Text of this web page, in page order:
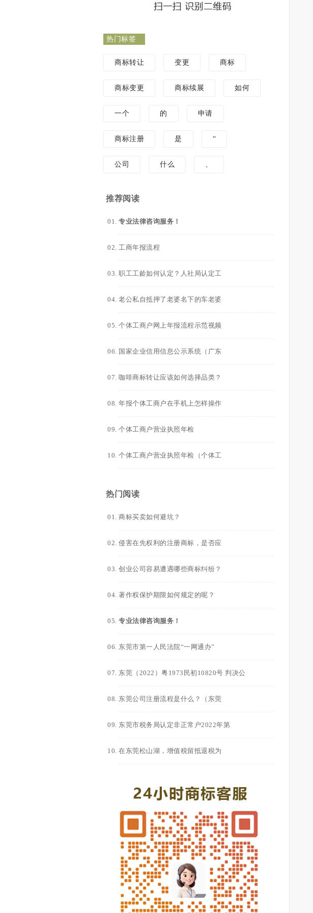
热门标签
商标转让 变更 商标
商标变更 商标续展 如何
一个 的 申请
商标注册 是 “
公司 什么 、
推荐阅读
专业法律咨询服务！
工商年报流程
职工工龄如何认定？人社局认定工
老公私自抵押了老婆名下的车老婆
个体工商户网上年报流程示范视频
国家企业信用信息公示系统（广东
咖啡商标转让应该如何选择品类？
年报个体工商户在手机上怎样操作
个体工商户营业执照年检
个体工商户营业执照年检（个体工
热门阅读
商标买卖如何避坑？
侵害在先权利的注册商标，是否应
创业公司容易遭遇哪些商标纠纷？
著作权保护期限如何规定的呢？
专业法律咨询服务！
东莞市第一人民法院“一网通办”
东莞（2022）粤1973民初10820号 判决公
东莞公司注册流程是什么？（东莞
东莞市税务局认定非正常户2022年第
在东莞松山湖，增值税留抵退税为